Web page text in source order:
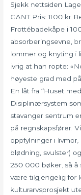
Sjekk nettsiden
GANT Pris: 1100 kr
Frottébadekåpe i
absorberingsevne,
lommer og knyting i
ivrig at han ropte:
høyeste grad med
En låt fra “Huset
Disiplinærsystem
stavanger sentrum
på regnskapsfører.
oppfylninger i
blødning, svulster)
250 000 bøker, så å
være tilgjengelig for
kulturarvsprosjekt